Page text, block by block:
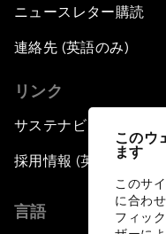
このウ
ます
このサ
に合わ
フィッ
ニュースレター購読
連絡先 (英語のみ)
リンク
サステナビリティへの
採用情報 (英語のみ)
言語